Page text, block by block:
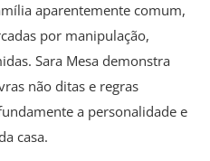
aparentemente comum,
por manipulação,
Sara Mesa demonstra
não ditas e regras
a personalidade e
casa.